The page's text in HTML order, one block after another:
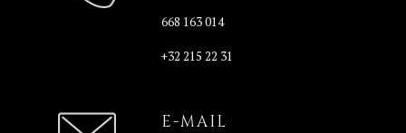
668 163 014
+32 215 22 31
E-MAIL